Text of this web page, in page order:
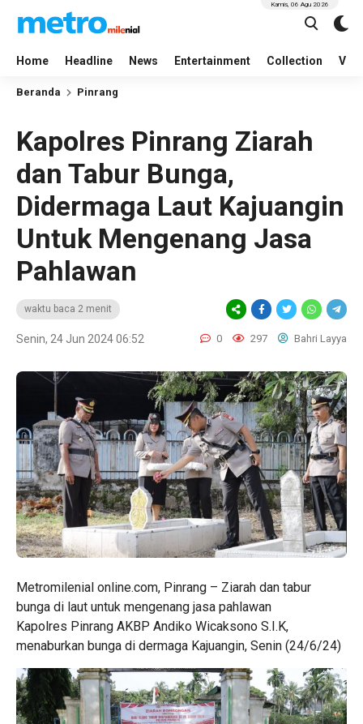
Home Headline News Entertainment Collection
Kamis, 06 Agu 2026
Beranda Pinrang
Kapolres Pinrang Ziarah
dan Tabur Bunga,
Didermaga Laut Kajuangin
Untuk Mengenang Jasa
Pahlawan
waktu baca 2 menit
Senin, 24 Jun 2024 06:52 0 297 Bahri Layya
Metromilenial online.com, Pinrang – Ziarah dan tabur
bunga di laut untuk mengenang jasa pahlawan
Kapolres Pinrang AKBP Andiko Wicaksono S.I.K,
menaburkan bunga di dermaga Kajuangin, Senin (24/6/24)